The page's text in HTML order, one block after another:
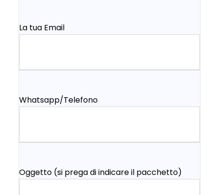
La tua Email
Whatsapp/Telefono
Oggetto (si prega di indicare il pacchetto)